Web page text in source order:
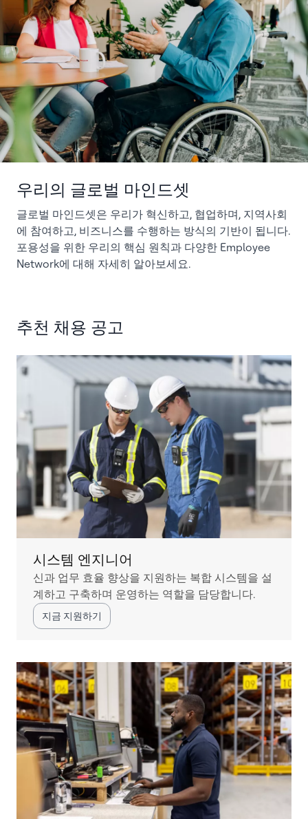
우리의 글로벌 마인드셋
글로벌 마인드셋은 우리가 혁신하고, 협업하며, 지역사회
에 참여하고, 비즈니스를 수행하는 방식의 기반이 됩니다.
포용성을 위한 우리의 핵심 원칙과 다양한 Employee
Network에 대해 자세히 알아보세요.
추천 채용 공고
시스템 엔지니어
신과 업무 효율 향상을 지원하는 복합 시스템을 설
계하고 구축하며 운영하는 역할을 담당합니다.
지금 지원하기